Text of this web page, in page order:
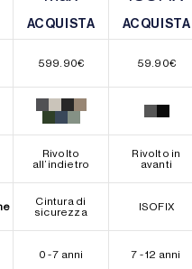
ACQUISTA
ACQUISTA
ACQUISTA
ACQUISTA
599.90€ 59.90€
Rivolto
all’indietro
Rivolto in
avanti
Cintura di
sicurezza
ISOFIX
0 - 7 anni 7 - 12 anni